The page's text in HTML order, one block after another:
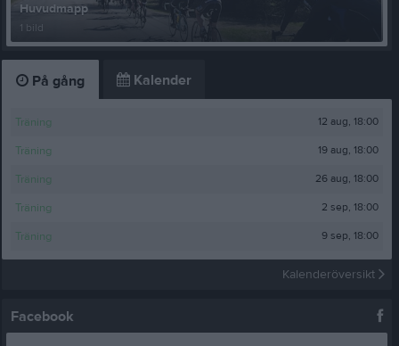
Huvudmapp
1 bild
På gång Kalender
Träning 12 aug, 18:00
Träning 19 aug, 18:00
Träning 26 aug, 18:00
Träning 2 sep, 18:00
Träning 9 sep, 18:00
Kalenderöversikt
Facebook